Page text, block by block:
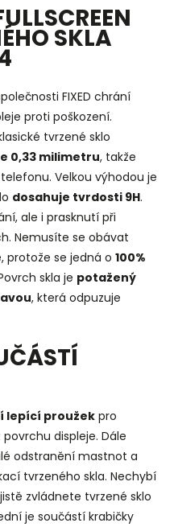
SKLA
FIXED chrání
proti poškození.
tvrzené sklo
0,33 milimetru, takže
Velkou výhodou je
dosahuje tvrdosti 9H.
ale i prasknutí při
Nemusíte se obávat
protože se jedná o 100%
skla je potažený
, která odpuzuje
lepící proužek pro
displeje. Dále
odstranění mastnot a
tvrzeného skla. Nechybí
zvládnete tvrzené sklo
je součástí krabičky